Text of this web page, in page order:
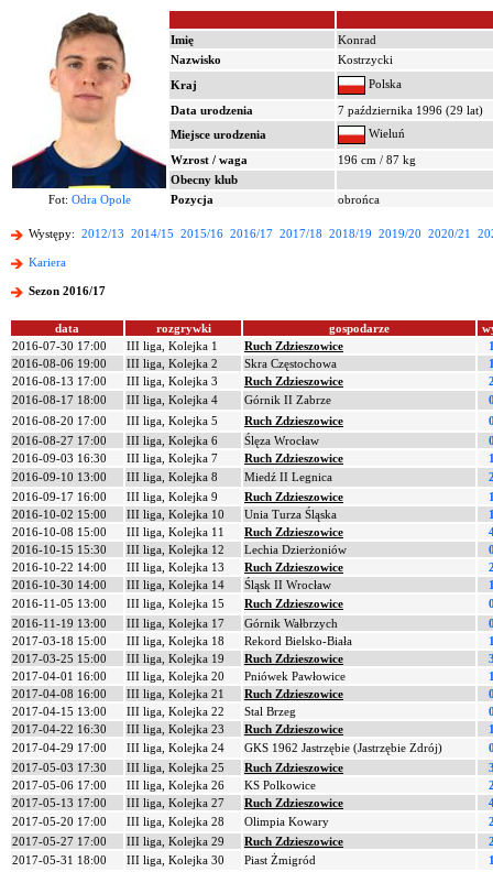
Imię
Konrad
Nazwisko
Kostrzycki
Kraj
Polska
Data urodzenia
7 października 1996 (29 lat)
Miejsce urodzenia
Wieluń
Wzrost / waga
196 cm / 87 kg
Obecny klub
Fot: Odra Opole Pozycja obrońca
Występy: 2012/13 2014/15 2015/16 2016/17 2017/18 2018/19 2019/20 2020/21
Kariera
Sezon 2016/17
data rozgrywki gospodarze
2016-07-30 17:00
III liga, Kolejka 1 Ruch Zdzieszowice
2016-08-06 19:00
III liga, Kolejka 2 Skra Częstochowa
2016-08-13 17:00
III liga, Kolejka 3 Ruch Zdzieszowice
2016-08-17 18:00
III liga, Kolejka 4 Górnik II Zabrze
2016-08-20 17:00
III liga, Kolejka 5 Ruch Zdzieszowice
2016-08-27 17:00
III liga, Kolejka 6 Ślęza Wrocław
2016-09-03 16:30
III liga, Kolejka 7 Ruch Zdzieszowice
2016-09-10 13:00
III liga, Kolejka 8 Miedź II Legnica
2016-09-17 16:00
III liga, Kolejka 9 Ruch Zdzieszowice
2016-10-02 15:00
III liga, Kolejka 10 Unia Turza Śląska
2016-10-08 15:00
III liga, Kolejka 11 Ruch Zdzieszowice
2016-10-15 15:30
III liga, Kolejka 12 Lechia Dzierżoniów
2016-10-22 14:00
III liga, Kolejka 13 Ruch Zdzieszowice
2016-10-30 14:00
III liga, Kolejka 14 Śląsk II Wrocław
2016-11-05 13:00
III liga, Kolejka 15 Ruch Zdzieszowice
2016-11-19 13:00
III liga, Kolejka 17 Górnik Wałbrzych
2017-03-18 15:00
III liga, Kolejka 18 Rekord Bielsko-Biała
2017-03-25 15:00
III liga, Kolejka 19 Ruch Zdzieszowice
2017-04-01 16:00
III liga, Kolejka 20 Pniówek Pawłowice
2017-04-08 16:00
III liga, Kolejka 21 Ruch Zdzieszowice
2017-04-15 13:00
III liga, Kolejka 22 Stal Brzeg
2017-04-22 16:30
III liga, Kolejka 23 Ruch Zdzieszowice
2017-04-29 17:00
III liga, Kolejka 24 GKS 1962 Jastrzębie (Jastrzębie Zdrój)
2017-05-03 17:30
III liga, Kolejka 25 Ruch Zdzieszowice
2017-05-06 17:00
III liga, Kolejka 26 KS Polkowice
2017-05-13 17:00
III liga, Kolejka 27 Ruch Zdzieszowice
2017-05-20 17:00
III liga, Kolejka 28 Olimpia Kowary
2017-05-27 17:00
III liga, Kolejka 29 Ruch Zdzieszowice
2017-05-31 18:00
III liga, Kolejka 30 Piast Żmigród